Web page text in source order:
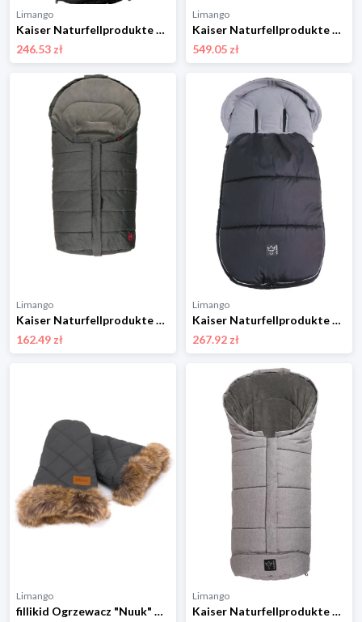
Limango
Kaiser Naturfellprodukte Śpiworek termiczny "Arctik" w kolorze czarnym - 105 x 48 cm rozmiar: onesize
246.53 zł
Limango
Kaiser Naturfellprodukte Śpiworek wełniany "Polar" w kolorze granatowym - 85 x 43 cm rozmiar: onesize
549.05 zł
Limango
Kaiser Naturfellprodukte Śpiworek "Elly" w kolorze ciemnoszarym - 80 x 40 cm rozmiar: onesize
162.49 zł
Limango
Kaiser Naturfellprodukte Śpiworek termiczny "Lukky" w kolorze czarnym - 105 x 45 cm rozmiar: onesize
267.92 zł
Limango
fillikid Ogrzewacz "Nuuk" w kolorze szarym do rąk rozmiar: onesize
Limango
Kaiser Naturfellprodukte Śpiworek termiczny "Jooy" w kolorze jasnoszarym - 105 x 45 cm rozmiar: onesize